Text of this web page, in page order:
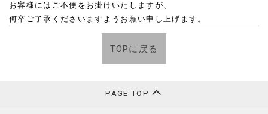
お客様にはご不便をお掛けいたしますが、
何卒ご了承くださいますようお願い申し上げます。
TOPに戻る
PAGE TOP